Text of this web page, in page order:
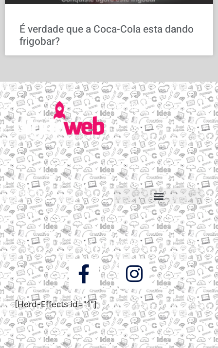
É verdade que a Coca-Cola esta dando
frigobar?
Serviços
Email personalizado
Hospedagem de Sites
Migração de sites e e-mails
Construtor de sites
Suporte
Suporte via Whats
Siga a DigooWeb
[Herd-Effects id="1"]